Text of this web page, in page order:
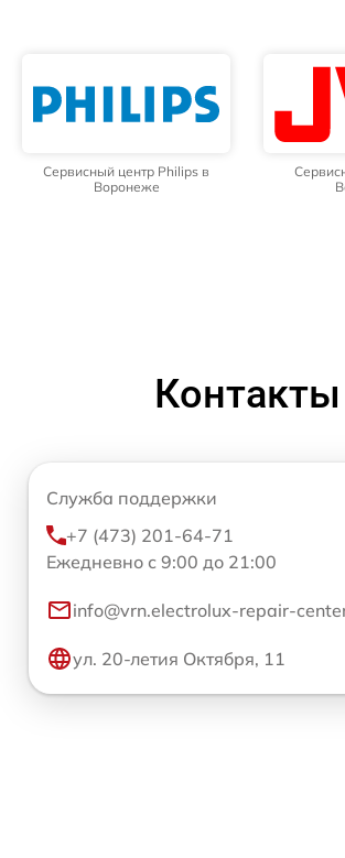
Сервисный центр Philips в
Воронеже
Контакты
Служба поддержки
+7 (473) 201-64-71
Ежедневно с 9:00 до 21:00
info@vrn.electrolux-repair-
ул. 20-летия Октября, 11